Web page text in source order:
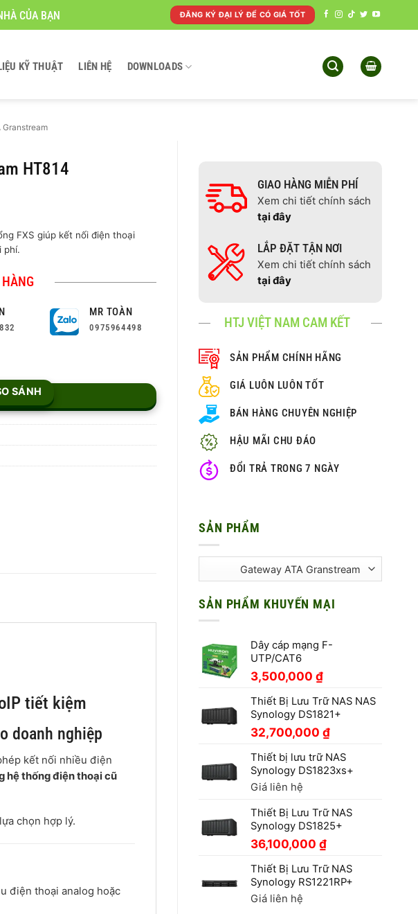
CỦA BẠN ĐĂNG KÝ ĐẠI LÝ ĐỂ CÓ GIÁ TỐT
KỸ THUẬT LIÊN HỆ DOWNLOADS
Granstream
GIAO HÀNG MIỄN PHÍ
Xem chi tiết chính sách
tại đây
LẮP ĐẶT TẬN NƠI
Xem chi tiết chính sách
tại đây
HTJ VIỆT NAM CAM KẾT
SẢN PHẨM CHÍNH HÃNG
GIÁ LUÔN LUÔN TỐT
BÁN HÀNG CHUYÊN NGHIỆP
HẬU MÃI CHU ĐÁO
ĐỔI TRẢ TRONG 7 NGÀY
SẢN PHẨM
SẢN PHẨM KHUYẾN MẠI
Dây cáp mạng F-
UTP/CAT6
3,500,000 ₫
Thiết Bị Lưu Trữ NAS NAS
Synology DS1821+
32,700,000 ₫
Thiết bị lưu trữ NAS
Synology DS1823xs+
Giá liên hệ
Thiết Bị Lưu Trữ NAS
Synology DS1825+
36,100,000 ₫
Thiết Bị Lưu Trữ NAS
Synology RS1221RP+
Giá liên hệ
HT814
FXS giúp kết nối điện thoại
phí.
HÀNG
MR TOÀN
0975964498
SÁNH
tiết kiệm
doanh nghiệp
kết nối nhiều điện
hệ thống điện thoại cũ
chọn hợp lý.
điện thoại analog hoặc